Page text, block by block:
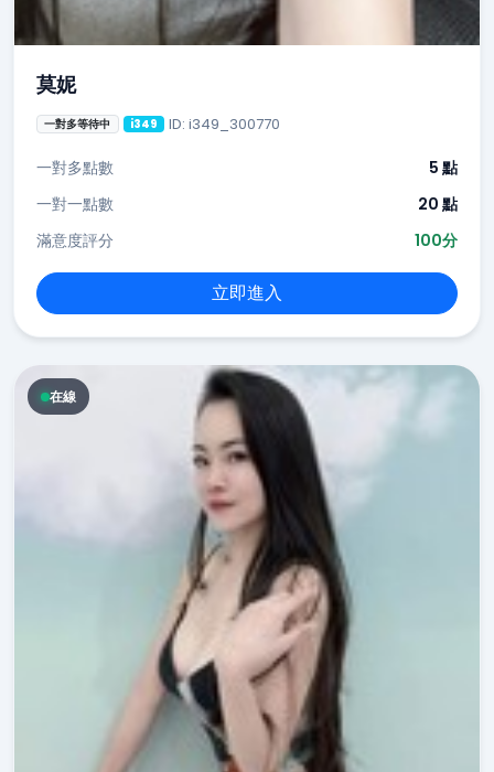
莫妮
一對多等待中 i349 ID: i349_300770
一對多點數
5 點
一對一點數
20 點
滿意度評分
100分
立即進入
在線